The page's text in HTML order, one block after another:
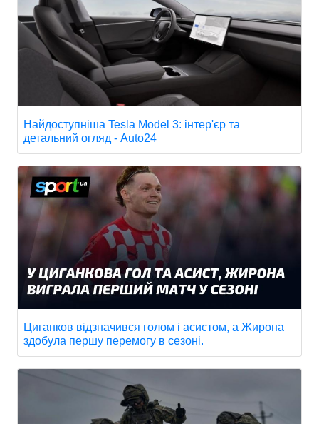
Найдоступніша Tesla Model 3: інтер'єр та
детальний огляд - Auto24
Циганков відзначився голом і асистом, а Жирона
здобула першу перемогу в сезоні.